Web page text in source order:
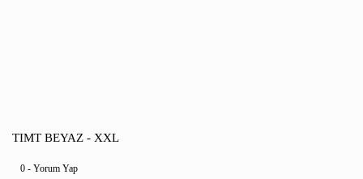
TIMT BEYAZ - XXL
0 - Yorum Yap